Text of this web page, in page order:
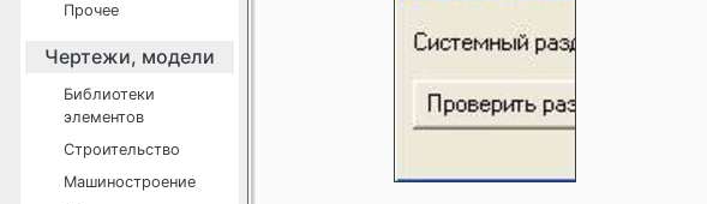
Прочее
Чертежи, модели
Библиотеки
элементов
Строительство
Машиностроение